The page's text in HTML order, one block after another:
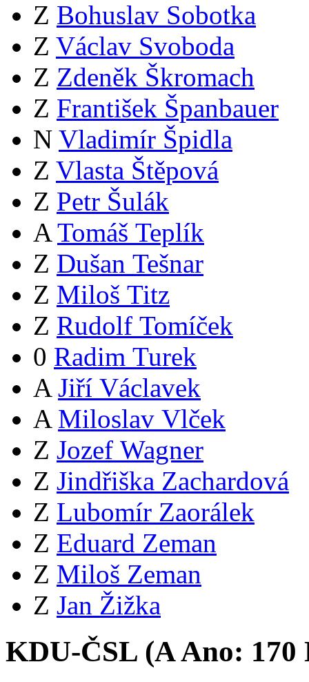
Z Bohuslav Sobotka
Z Václav Svoboda
Z Zdeněk Škromach
Z František Španbauer
N Vladimír Špidla
Z Vlasta Štěpová
Z Petr Šulák
A Tomáš Teplík
Z Dušan Tešnar
Z Miloš Titz
Z Rudolf Tomíček
0 Radim Turek
A Jiří Václavek
A Miloslav Vlček
Z Jozef Wagner
Z Jindřiška Zachardová
Z Lubomír Zaorálek
Z Eduard Zeman
Z Miloš Zeman
Z Jan Žižka
KDU-ČSL (AAno: 170